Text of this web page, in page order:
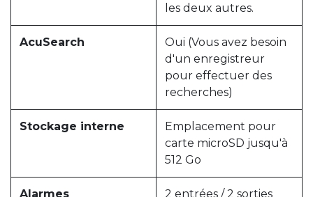
les deux autres.
AcuSearch
Oui (Vous avez besoin
d'un enregistreur
pour effectuer des
recherches)
Stockage interne
Emplacement pour
carte microSD jusqu'à
512 Go
Alarmes 2 entrées / 2 sorties